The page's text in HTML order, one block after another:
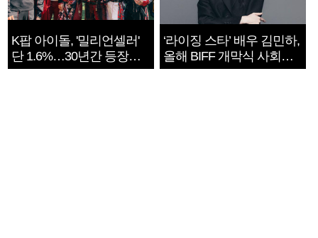
K팝 아이돌, '밀리언셀러'
단 1.6%…30년간 등장
1182개팀 전수조사
‘라이징 스타’ 배우 김민하,
올해 BIFF 개막식 사회자
확정